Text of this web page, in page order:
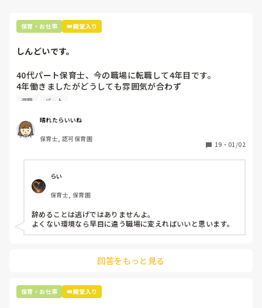
保育・お仕事 👑殿堂入り
しんどいです。
40代パート保育士、今の職場に転職して4年目です。
4年働きましたがどうしても雰囲気が合わず
退職しようと思っています。
周りの職員は、勤続10年以上から何十年という先生がほとん
どです。
保護者子どもの愚痴悪口が多く、
今で言う不適切保育も
仕方ないよね
もう何も言わずに
子どもの言いなりになればいいんだね
などいう意見で…
上の先生に相談することは難しそうです。
最後の職場にしようと思っていましたが
辞めることは逃げ、と、過去辞めた人も何年も言われ続けて
います
退職 パート
晴れたらいいね
保育士, 認可保育園
19 ・ 01/02
らい
保育士, 保育園
辞めることは逃げではありませんよ。
よくない環境なら早目に違う職場に変えればいいと思います。
回答をもっと見る
保育・お仕事 👑殿堂入り